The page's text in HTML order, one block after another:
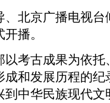
北京广播电视
播。
考古成果为依
和发展历程的纪
中华民族现代